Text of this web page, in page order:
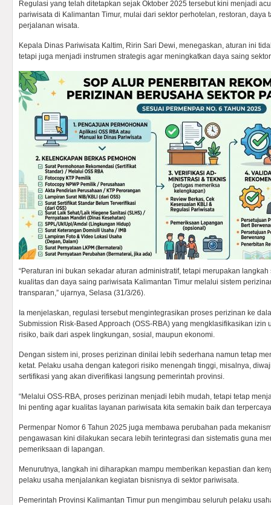
Regulasi yang telah ditetapkan sejak Oktober 2025 tersebut kini menjadi
pariwisata di Kalimantan Timur, mulai dari sektor perhotelan, restoran, daya
perjalanan wisata.
Kepala Dinas Pariwisata Kaltim, Ririn Sari Dewi, menegaskan, aturan ini
tetapi juga menjadi instrumen strategis agar meningkatkan daya saing
“Peraturan ini bukan sekadar aturan administratif, tetapi merupakan
kualitas dan daya saing pariwisata Kalimantan Timur melalui sistem
transparan,” ujarnya, Selasa (31/3/26).
Ia menjelaskan, regulasi tersebut mengintegrasikan proses perizinan ke
Submission Risk-Based Approach (OSS-RBA) yang mengklasifikasikan izin
risiko, baik dari aspek lingkungan, sosial, maupun ekonomi.
Dengan sistem ini, proses perizinan dinilai lebih sederhana namun tetap
ketat. Pelaku usaha dengan kategori risiko menengah tinggi, misalnya,
sertifikasi yang akan diverifikasi langsung pemerintah provinsi.
“Melalui OSS-RBA, proses perizinan menjadi lebih mudah, tetapi tetap
Ini penting agar kualitas layanan pariwisata kita semakin baik dan
Permenpar Nomor 6 Tahun 2025 juga membawa perubahan pada
pengawasan kini dilakukan secara lebih terintegrasi dan sistematis guna
pemeriksaan di lapangan.
Menurutnya, langkah ini diharapkan mampu memberikan kepastian dan
pelaku usaha menjalankan kegiatan bisnisnya di sektor pariwisata.
Pemerintah Provinsi Kalimantan Timur pun mengimbau seluruh pelaku